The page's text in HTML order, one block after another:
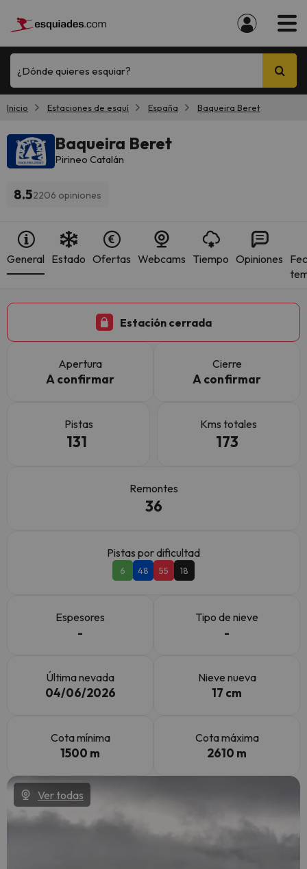
¿Dónde quieres esquiar?
Inicio Estaciones de esquí España Baqueira Beret
Baqueira Beret
Pirineo Catalán
8.52206 opiniones
General Estado Ofertas Webcams Tiempo Opiniones
Estación cerrada
Apertura
A confirmar
Cierre
A confirmar
Pistas
131
Kms totales
173
Remontes
36
Pistas por dificultad
6 48 55 18
Espesores
-
Tipo de nieve
-
Última nevada
04/06/2026
Nieve nueva
17 cm
Cota mínima
1500 m
Cota máxima
2610 m
Ver todas